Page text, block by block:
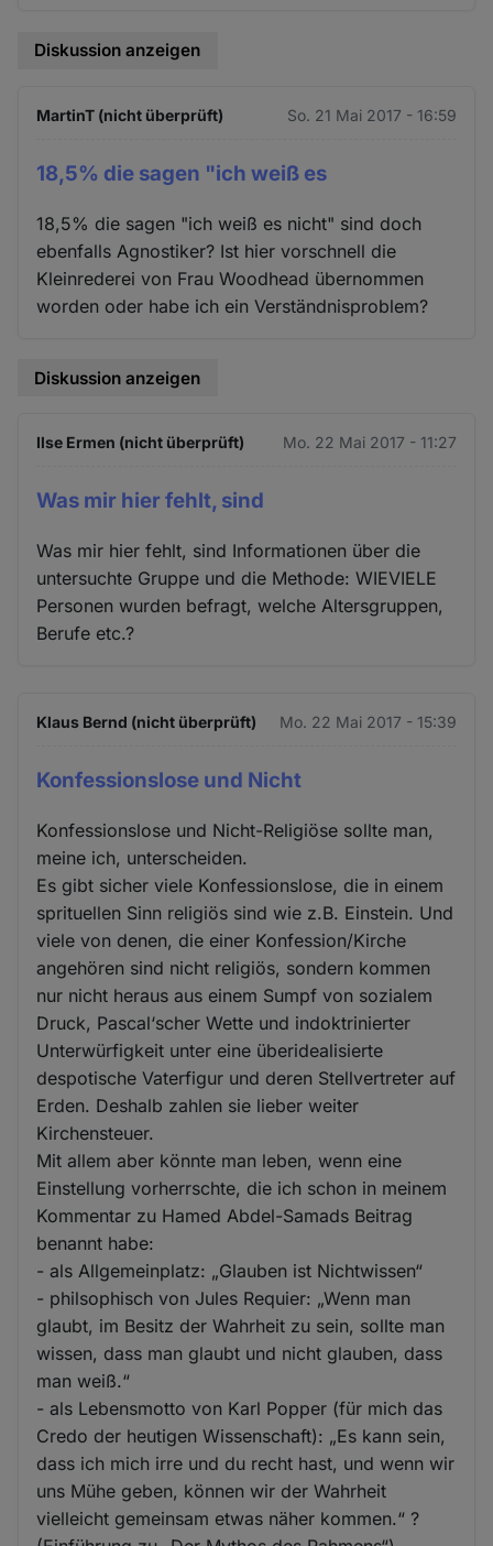
Diskussion anzeigen
MartinT (nicht überprüft) So. 21 Mai 2017 - 16:59
18,5% die sagen "ich weiß es
18,5% die sagen "ich weiß es nicht" sind doch
ebenfalls Agnostiker? Ist hier vorschnell die
Kleinrederei von Frau Woodhead übernommen
worden oder habe ich ein Verständnisproblem?
Diskussion anzeigen
Ilse Ermen (nicht überprüft) Mo. 22 Mai 2017 - 11:27
Was mir hier fehlt, sind
Was mir hier fehlt, sind Informationen über die
untersuchte Gruppe und die Methode: WIEVIELE
Personen wurden befragt, welche Altersgruppen,
Berufe etc.?
Klaus Bernd (nicht überprüft) Mo. 22 Mai 2017 - 15:39
Konfessionslose und Nicht
Konfessionslose und Nicht-Religiöse sollte man,
meine ich, unterscheiden.
Es gibt sicher viele Konfessionslose, die in einem
sprituellen Sinn religiös sind wie z.B. Einstein. Und
viele von denen, die einer Konfession/Kirche
angehören sind nicht religiös, sondern kommen
nur nicht heraus aus einem Sumpf von sozialem
Druck, Pascal‘scher Wette und indoktrinierter
Unterwürfigkeit unter eine überidealisierte
despotische Vaterfigur und deren Stellvertreter auf
Erden. Deshalb zahlen sie lieber weiter
Kirchensteuer.
Mit allem aber könnte man leben, wenn eine
Einstellung vorherrschte, die ich schon in meinem
Kommentar zu Hamed Abdel-Samads Beitrag
benannt habe:
- als Allgemeinplatz: „Glauben ist Nichtwissen“
- philsophisch von Jules Requier: „Wenn man
glaubt, im Besitz der Wahrheit zu sein, sollte man
wissen, dass man glaubt und nicht glauben, dass
man weiß.“
- als Lebensmotto von Karl Popper (für mich das
Credo der heutigen Wissenschaft): „Es kann sein,
dass ich mich irre und du recht hast, und wenn wir
uns Mühe geben, können wir der Wahrheit
vielleicht gemeinsam etwas näher kommen.“ ?